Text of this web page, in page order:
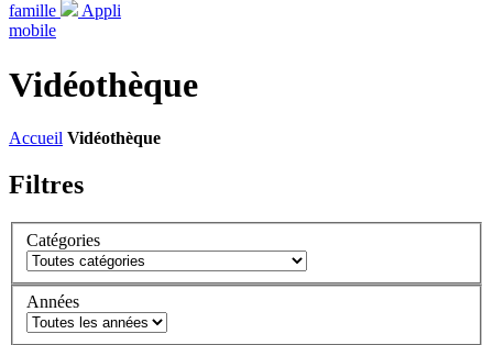
famille
Appli
mobile
Vidéothèque
Accueil Vidéothèque
Filtres
Catégories
Années